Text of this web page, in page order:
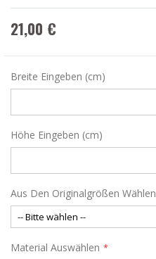
21,00 €
Breite Eingeben (cm)
Höhe Eingeben (cm)
Aus Den Originalgrößen Wählen
Material Auswählen